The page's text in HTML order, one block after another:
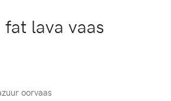
lava vaas
oorvaas